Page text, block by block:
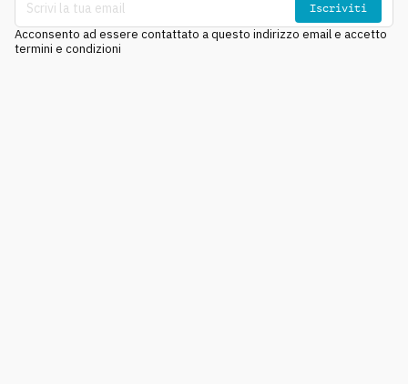
Iscriviti
Acconsento ad essere contattato a questo indirizzo email e accetto
termini e condizioni